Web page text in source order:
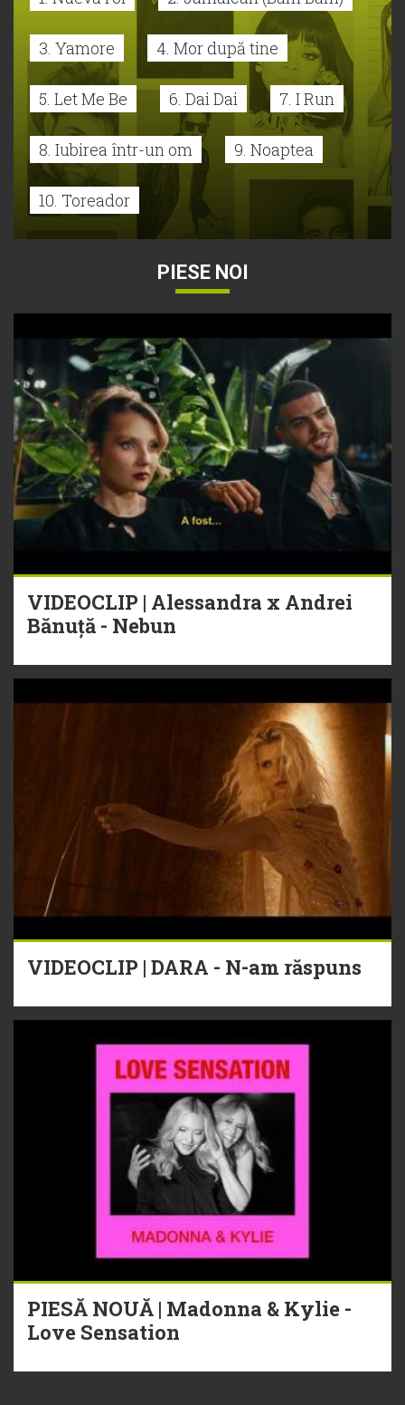
3. Yamore 4. Mor după tine
5. Let Me Be 6. Dai Dai 7. I Run
8. Iubirea într-un om 9. Noaptea
10. Toreador
PIESE NOI
VIDEOCLIP | Alessandra x Andrei
Bănuță - Nebun
VIDEOCLIP | DARA - N-am răspuns
PIESĂ NOUĂ | Madonna & Kylie -
Love Sensation